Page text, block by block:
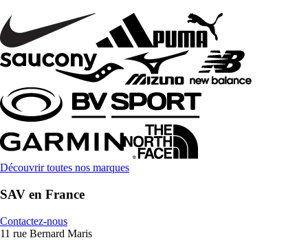
Découvrir toutes nos marques
SAV en France
Contactez-nous
11 rue Bernard Maris